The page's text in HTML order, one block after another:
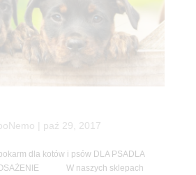
paź 29, 2017
dla kotów i psów DLA PSADLA
W naszych sklepach